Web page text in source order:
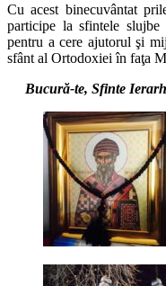
Cu acest binecuvântat
participe la sfintele slujbe
pentru a cere ajutorul şi
sfânt al Ortodoxiei în faţa
Bucură-te, Sfinte